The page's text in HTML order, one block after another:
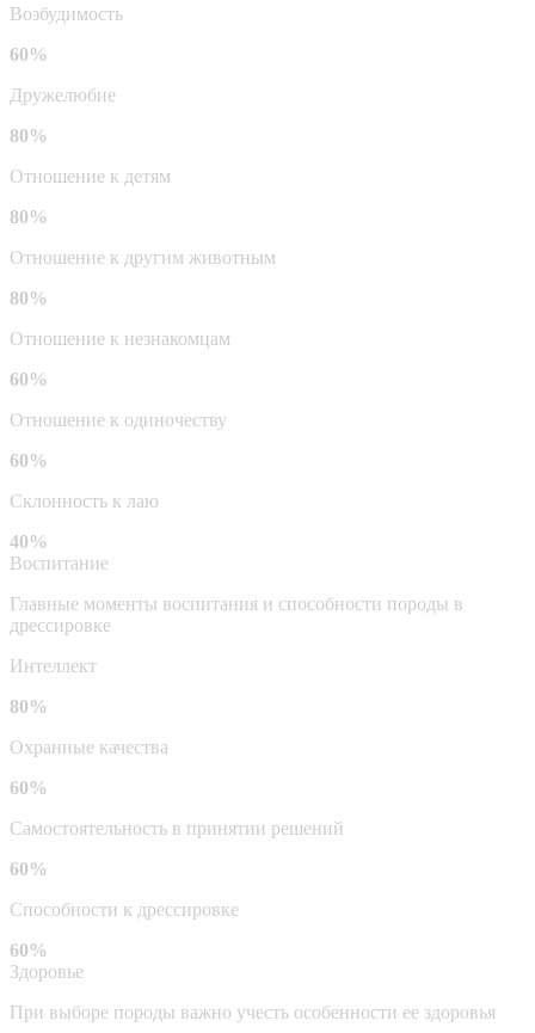
Возбудимость
60%
Дружелюбие
80%
Отношение к детям
80%
Отношение к другим животным
80%
Отношение к незнакомцам
60%
Отношение к одиночеству
60%
Склонность к лаю
40%
Воспитание
Главные моменты воспитания и способности породы в
дрессировке
Интеллект
80%
Охранные качества
60%
Самостоятельность в принятии решений
60%
Способности к дрессировке
60%
Здоровье
При выборе породы важно учесть особенности ее здоровья